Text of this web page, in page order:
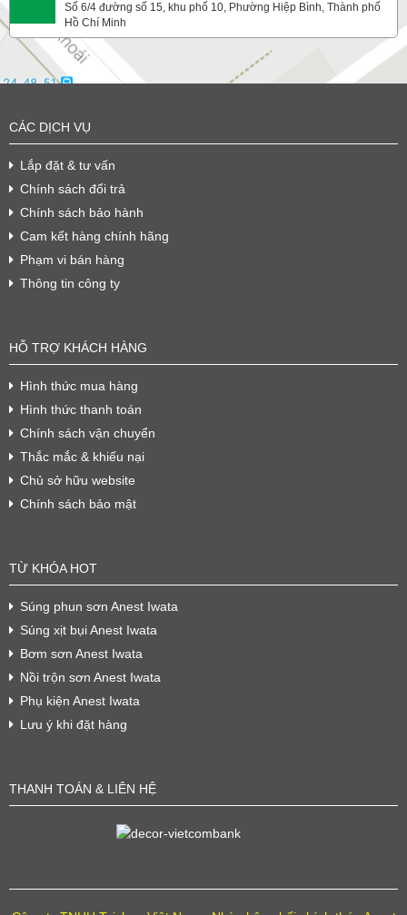
Số 6/4 đường số 15, khu phố 10, Phường Hiệp Bình, Thành phố
Hồ Chí Minh
CÁC DỊCH VỤ
Lắp đặt & tư vấn
Chính sách đổi trả
Chính sách bảo hành
Cam kết hàng chính hãng
Phạm vi bán hàng
Thông tin công ty
HỖ TRỢ KHÁCH HÀNG
Hình thức mua hàng
Hình thức thanh toán
Chính sách vận chuyển
Thắc mắc & khiếu nại
Chủ sở hữu website
Chính sách bảo mật
TỪ KHÓA HOT
Súng phun sơn Anest Iwata
Súng xịt bụi Anest Iwata
Bơm sơn Anest Iwata
Nồi trộn sơn Anest Iwata
Phụ kiện Anest Iwata
Lưu ý khi đặt hàng
THANH TOÁN & LIÊN HỆ